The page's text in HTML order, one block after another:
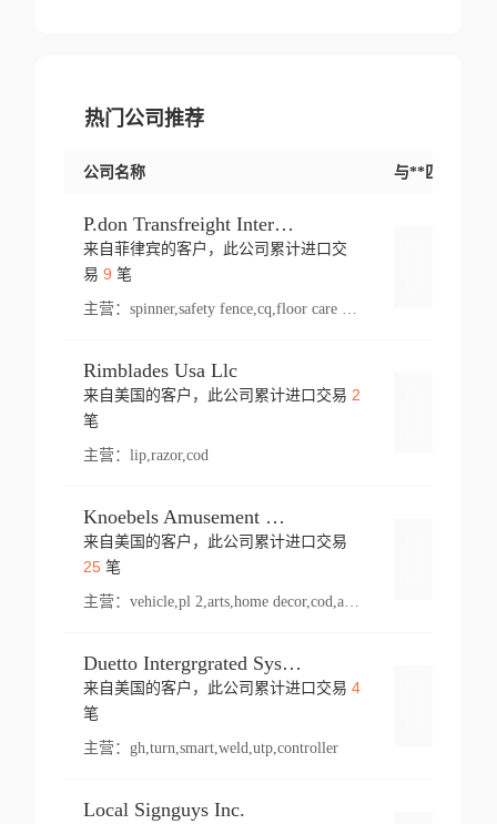
热门公司推荐
公司名称 与**匹配交易
P.don Transfreight International
来自菲律宾的客户，此公司累计进口交
易 9 笔
主营：
Rimblades Usa Llc
来自美国的客户，此公司累计进口交易 2
笔
主营： lip,razor,cod
Knoebels Amusement Resort
来自美国的客户，此公司累计进口交易
25笔
主营： vehicle,pl 2,arts,home decor,cod,amusement ride,sea
Duetto Intergrgrated Systems Inc.
来自美国的客户，此公司累计进口交易 4
笔
主营： gh,turn,smart,weld,utp,controller
Local Signguys Inc.